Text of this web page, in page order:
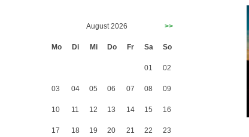
August 2026 >>
Mo Di Mi Do Fr Sa So
01 02
03 04 05 06 07 08 09
10 11 12 13 14 15 16
17 18 19 20 21 22 23